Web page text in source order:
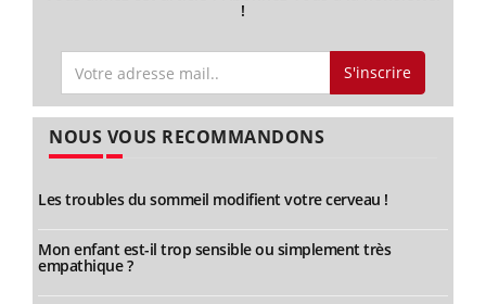
!
S'inscrire
NOUS VOUS RECOMMANDONS
Les troubles du sommeil modifient votre cerveau !
Mon enfant est-il trop sensible ou simplement très
empathique ?